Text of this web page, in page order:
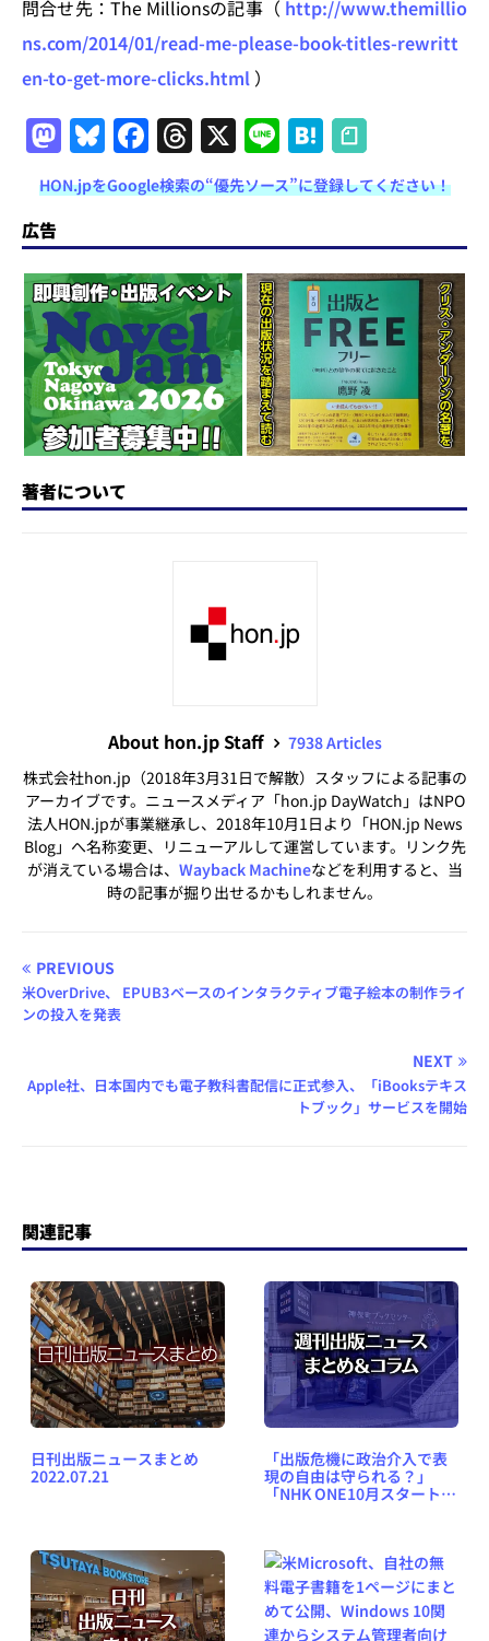
問合せ先：The Millionsの記事（ http://www.themillio
ns.com/2014/01/read-me-please-book-titles-rewritt
en-to-get-more-clicks.html ）
M
a
st
o
d
o
n
Bl
u
e
s
k
y
F
a
c
e
b
o
o
k
T
h
re
a
d
s
X Li
n
e
H
at
e
n
a
HON.jpをGoogle検索の“優先ソース”に登録してください！
広告
著者について
About hon.jp Staff
7938 Articles
株式会社hon.jp（2018年3月31日で解散）スタッフによる記事の
アーカイブです。ニュースメディア「hon.jp DayWatch」はNPO
法人HON.jpが事業継承し、2018年10月1日より「HON.jp News
Blog」へ名称変更、リニューアルして運営しています。リンク先
が消えている場合は、 Wayback Machineなどを利用すると、当
時の記事が掘り出せるかもしれません。
PREVIOUS
米OverDrive、 EPUB3ベースのインタラクティブ電子絵本の制作ライ
ンの投入を発表
NEXT
Apple社、日本国内でも電子教科書配信に正式参入、「iBooksテキス
トブック」サービスを開始
関連記事
日刊出版ニュースまとめ
2022.07.21
「出版危機に政治介入で表
現の自由は守られる？」
「NHK ONE10月スタートに
スまとめ＆コラム
#682（2025年9月14日～20
日）